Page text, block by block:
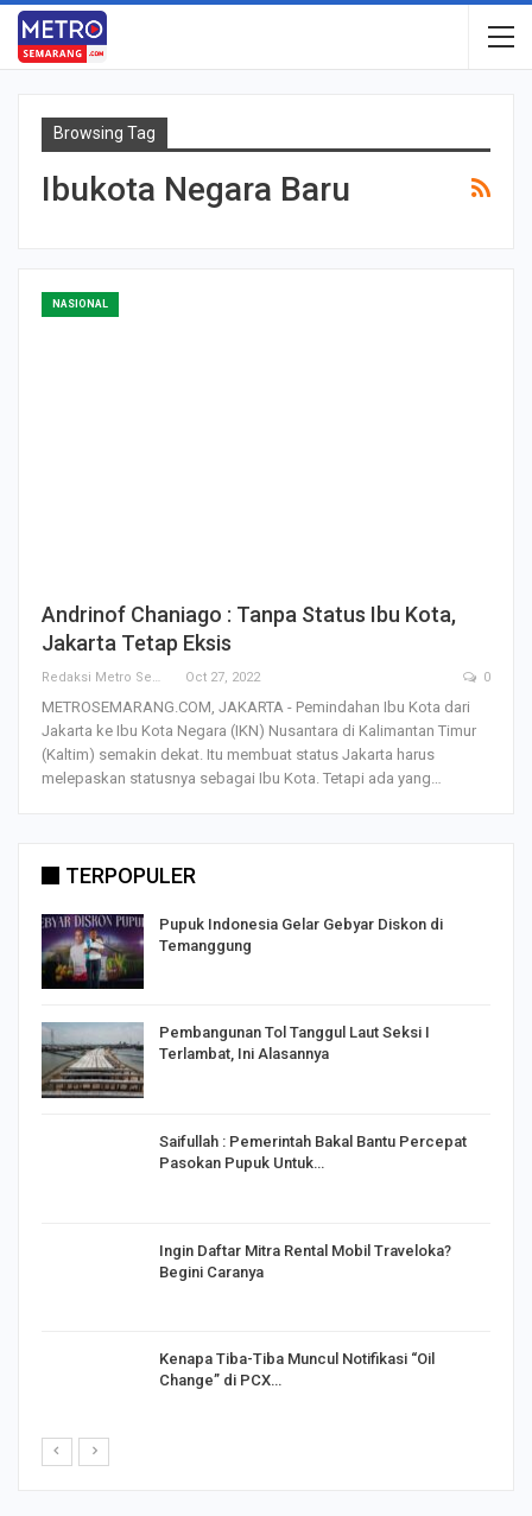
Browsing Tag
Ibukota Negara Baru
NASIONAL
Andrinof Chaniago : Tanpa Status Ibu Kota,
Jakarta Tetap Eksis
Redaksi Metro Semarang Oct 27, 2022 0
METROSEMARANG.COM, JAKARTA - Pemindahan Ibu Kota dari
Jakarta ke Ibu Kota Negara (IKN) Nusantara di Kalimantan Timur
(Kaltim) semakin dekat. Itu membuat status Jakarta harus
melepaskan statusnya sebagai Ibu Kota. Tetapi ada yang…
TERPOPULER
Pupuk Indonesia Gelar Gebyar Diskon di
Temanggung
Pembangunan Tol Tanggul Laut Seksi I
Terlambat, Ini Alasannya
Saifullah : Pemerintah Bakal Bantu Percepat
Pasokan Pupuk Untuk…
Ingin Daftar Mitra Rental Mobil Traveloka?
Begini Caranya
Kenapa Tiba-Tiba Muncul Notifikasi “Oil
Change” di PCX…